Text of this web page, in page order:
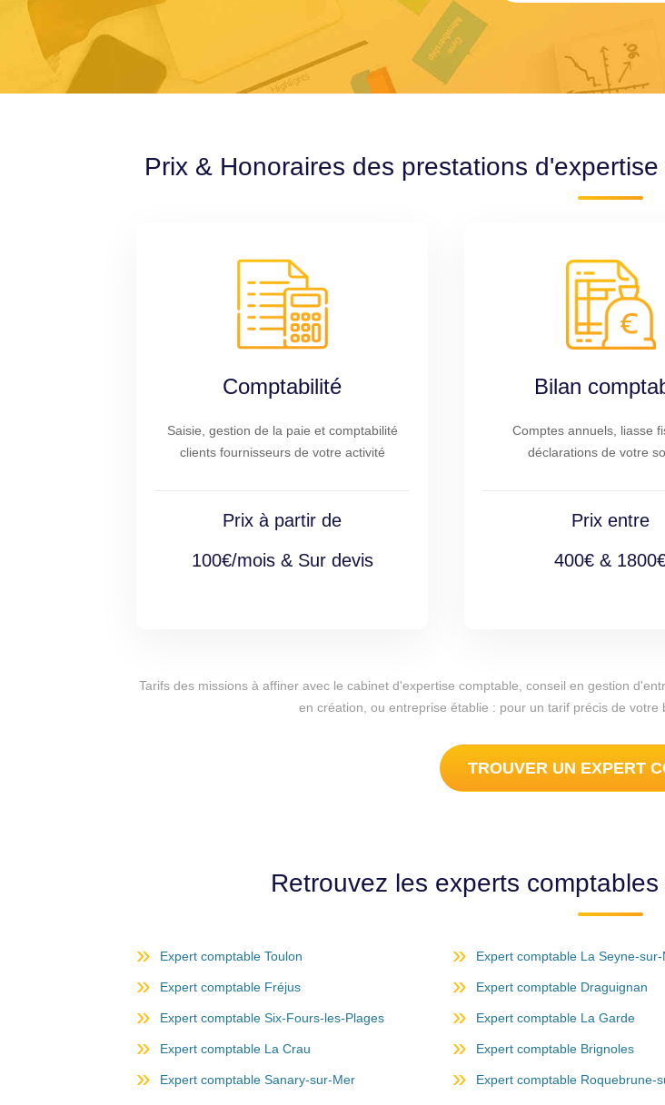
Prix & Honoraires des prestations
Comptabilité
Saisie, gestion de la paie et comptabilité
clients fournisseurs de votre activité
Prix à partir de
100€/mois & Sur devis
Bilan
Comptes annuels, liasse
déclarations de votre
Prix entre
400€ &
Tarifs des missions à affiner avec le cabinet d'expertise comptable, conseil en gestion
en création, ou entreprise établie : pour un tarif précis de votre
TROUVER UN EXPERT
Retrouvez les experts
Expert comptable Toulon Expert comptable La Seyne-
Expert comptable Fréjus Expert comptable Draguignan
Expert comptable Six-Fours-les-Plages Expert comptable La Garde
Expert comptable La Crau Expert comptable Brignoles
Expert comptable Sanary-sur-Mer Expert comptable Roquebrune-